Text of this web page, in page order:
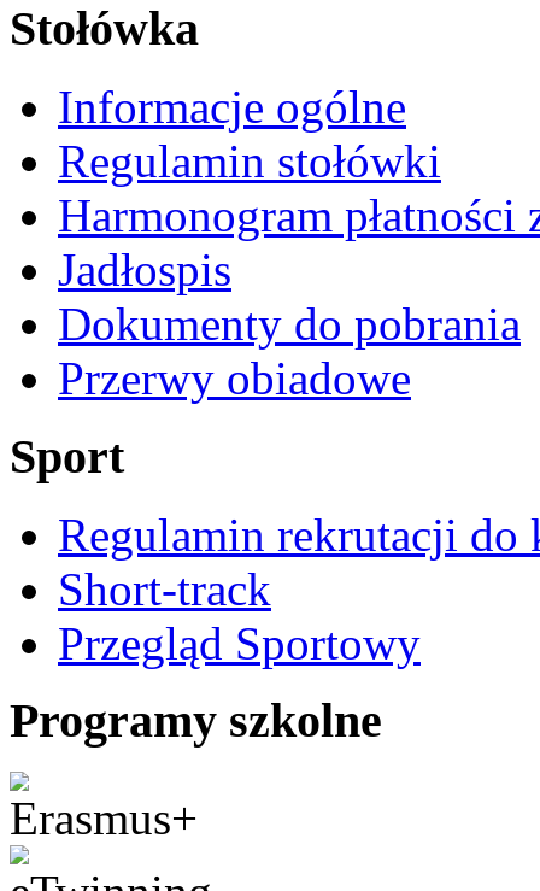
Stołówka
Informacje ogólne
Regulamin stołówki
Harmonogram płatności
Jadłospis
Dokumenty do pobrania
Przerwy obiadowe
Sport
Regulamin rekrutacji do
Short-track
Przegląd Sportowy
Programy szkolne